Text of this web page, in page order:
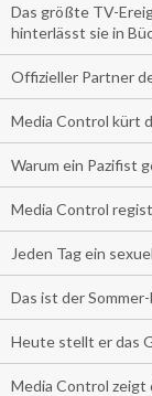
Das größte TV-
hinterlässt sie in
Offizieller Partner
Media Control kürt
Warum ein Pazifist
Media Control
Jeden Tag ein
Das ist der
Heute stellt er das
Media Control zeigt